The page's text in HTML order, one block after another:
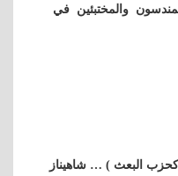
والمختبئين في
البعث ) … شاهيناز